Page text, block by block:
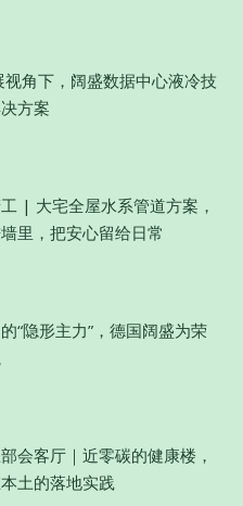
视角下，阔盛数据中心液冷技
方案
| 大宅全屋水系管道方案，
里，把安心留给日常
“隐形主力”，德国阔盛为荣
会客厅｜近零碳的健康楼，
土的落地实践